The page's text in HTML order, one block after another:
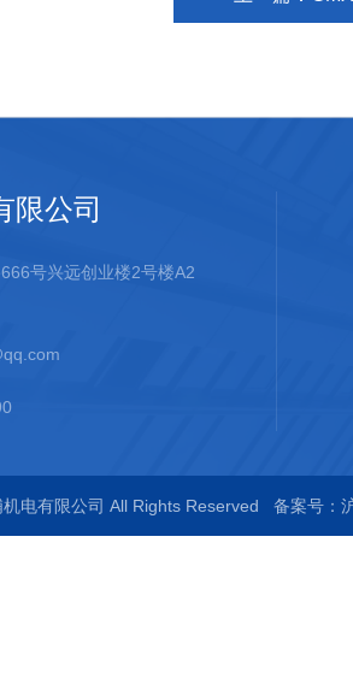
限公司
号兴远创业楼2号楼A2
电有限公司 All Rights Reserved 备案号：